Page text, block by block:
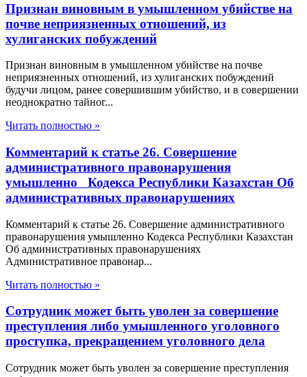
Признан виновным в умышленном убийстве на
почве неприязненных отношений, из
хулиганских побуждений
Признан виновным в умышленном убийстве на почве
неприязненных отношений, из хулиганских побуждений
будучи лицом, ранее совершившим убийство, и в совершении
неоднократно тайног...
Читать полностью »
Комментарий к статье 26. Совершение
административного правонарушения
умышленно Кодекса Республики Казахстан Об
административных правонарушениях
Комментарий к статье 26. Совершение административного
правонарушения умышленно Кодекса Республики Казахстан
Об административных правонарушениях
Административное правонар...
Читать полностью »
Сотрудник может быть уволен за совершение
преступления либо умышленного уголовного
проступка, прекращением уголовного дела
Сотрудник может быть уволен за совершение преступления